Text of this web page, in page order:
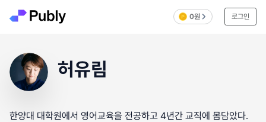
0원 로그인
허유림
한양대 대학원에서 영어교육을 전공하고 4년간 교직에 몸담았다.